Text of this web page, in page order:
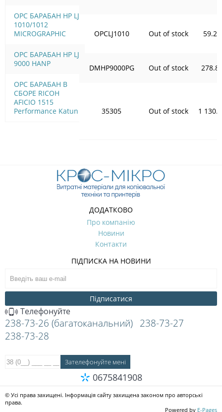
OPC БАРАБАН HP LJ
1010/1012
MICROGRAPHIC
OPC БАРАБАН HP LJ
9000 HANP
OPC БАРАБАН В
СБОРЕ RICOH
AFICIO 1515
Performance Katun
OPCLJ1010 Out of stock 59.21
DMHP9000PG Out of stock
35305 Out of stock 1
ДОДАТКОВО
Про компанію
Новини
Контакти
ПІДПИСКА НА НОВИНИ
Підписатися
Телефонуйте
238-73-26 (багатоканальний) 238-73-27
238-73-28
0675841908
© Усі права захищені. Інформація сайту захищена законом про авторські
права.
Powered by E-Pages